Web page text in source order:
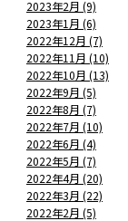
2023年2月 (9)
2023年1月 (6)
2022年12月 (7)
2022年11月 (10)
2022年10月 (13)
2022年9月 (5)
2022年8月 (7)
2022年7月 (10)
2022年6月 (4)
2022年5月 (7)
2022年4月 (20)
2022年3月 (22)
2022年2月 (5)